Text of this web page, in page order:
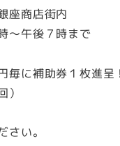
座商店街内
～午後７時まで
毎に補助券１枚進呈
）
さい。